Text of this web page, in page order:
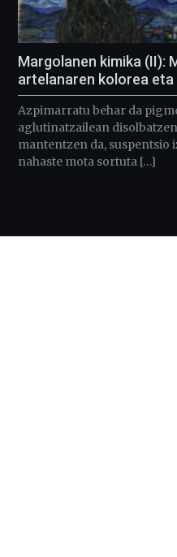
Margolanen kimika (II):
artelanaren kolorea
Azpimarratu behar da
aglutinatzailean
mantentzen da, suspentsio
nahaste mota sortuta […]